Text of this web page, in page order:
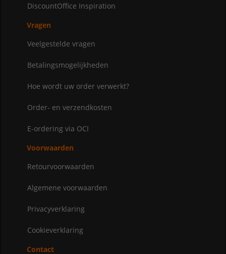
DiscountOffice Inspiration
Vragen
Veelgestelde vragen
Betalingsmogelijkheden
Hoe wordt uw order verwerkt?
Order- en verzendkosten
E-ordering via OCI
Voorwaarden
Retourvoorwaarden
Algemene voorwaarden
Privacyverklaring
Cookieverklaring
Contact